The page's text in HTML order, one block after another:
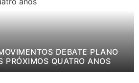
DEBATE PLANO
PRÓXIMOS QUATRO ANOS